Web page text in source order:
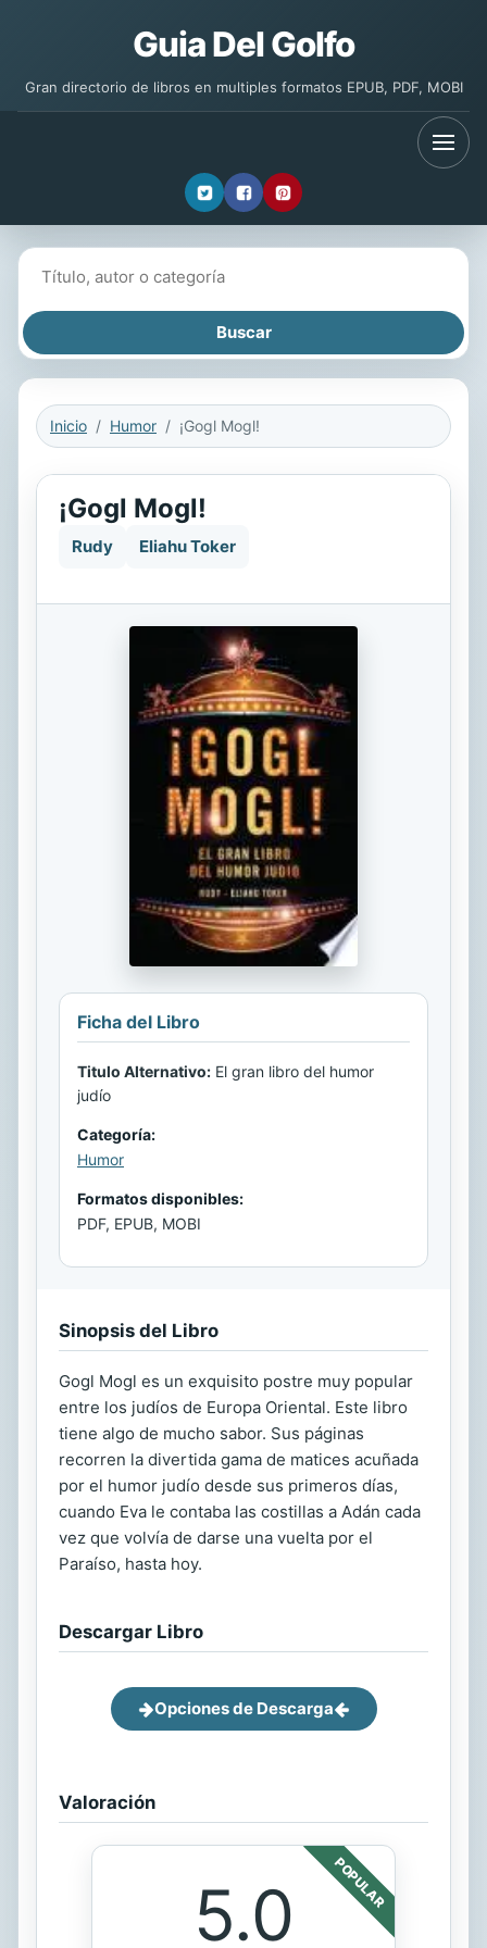
Guia Del Golfo
Gran directorio de libros en multiples formatos EPUB, PDF, MOBI
Inicio Humor ¡Gogl Mogl!
¡Gogl Mogl!
Rudy Eliahu Toker
Ficha del Libro
Titulo Alternativo: El gran libro del humor
judío
Categoría:
Humor
Formatos disponibles:
PDF, EPUB, MOBI
Sinopsis del Libro
Gogl Mogl es un exquisito postre muy popular
entre los judíos de Europa Oriental. Este libro
tiene algo de mucho sabor. Sus páginas
recorren la divertida gama de matices acuñada
por el humor judío desde sus primeros días,
cuando Eva le contaba las costillas a Adán cada
vez que volvía de darse una vuelta por el
Paraíso, hasta hoy.
Descargar Libro
Opciones de Descarga
Valoración
POPULAR
5.0